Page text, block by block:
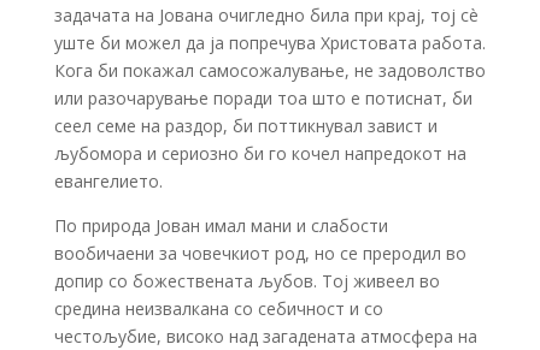
задачата на Јована очигледно била при крај, тој сè
уште би можел да ја попречува Христовата работа.
Кога би покажал самосожалување, не задоволство
или разочарување поради тоа што е потиснат, би
сеел семе на раздор, би поттикнувал завист и
љубомора и сериозно би го кочел напредокот на
евангелието.
По природа Јован имал мани и слабости
вообичаени за човечкиот род, но се преродил во
допир со божествената љубов. Тој живеел во
средина неизвалкана со себичност и со
честољубие, високо над загадената атмосфера на